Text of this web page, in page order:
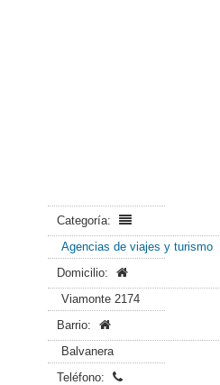
Categoría:
Agencias de viajes y turismo
Domicilio:
Viamonte 2174
Barrio:
Balvanera
Teléfono: